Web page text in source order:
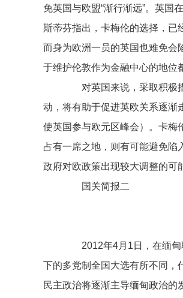
免英国与欧盟“渐行渐远”。英国
斯蒂芬指出，卡梅伦的选择，已
而身为欧洲一员的英国也难免会
于维护伦敦作为金融中心的地位
对英国来说，采取积极措
动，将有助于促进英欧关系逐渐
使英国参与欧元区峰会）。卡梅
占有一席之地，则有可能避免陷
政府对欧政策出现较大调整的可
国关简报二
2012年4月1日，在缅甸联
下的多党制全国大选有所不同，
民主政治将逐渐主导缅甸政治的